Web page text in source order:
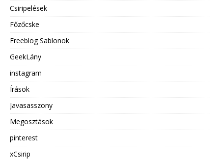
Csiripelések
Főzőcske
Freeblog Sablonok
GeekLány
instagram
Írások
Javasasszony
Megosztások
pinterest
xCsirip